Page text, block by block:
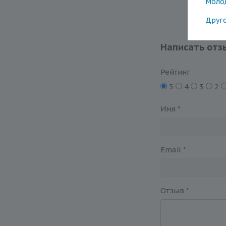
Написать
Рейтинг
5
4 3 2
Имя *
Email *
Отзыв *